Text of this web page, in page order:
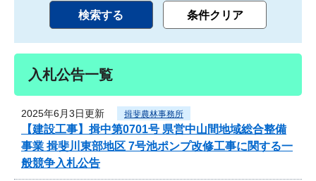
入札公告一覧
2025年6月3日更新 揖斐農林事務所
【建設工事】揖中第0701号 県営中山間地域総合整備
事業 揖斐川東部地区 7号池ポンプ改修工事に関する一
般競争入札公告